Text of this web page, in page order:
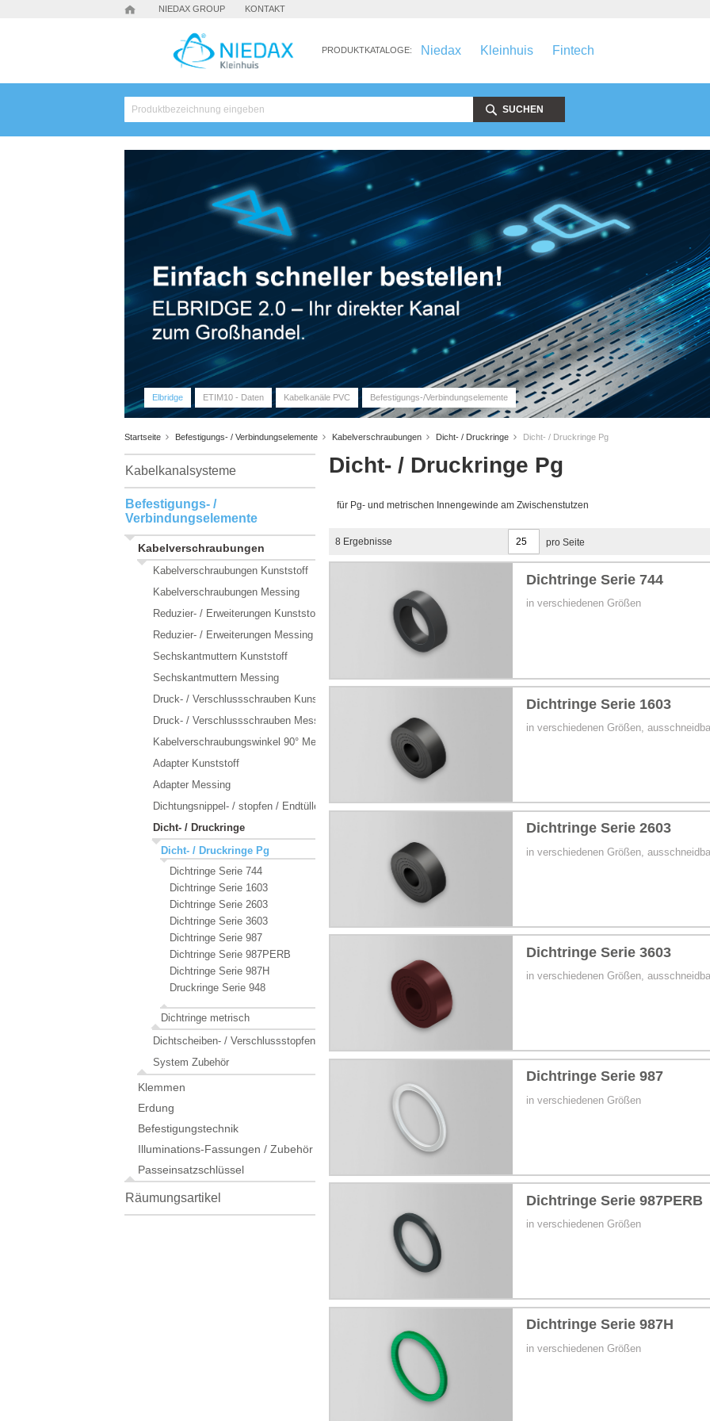
NIEDAX GROUP KONTAKT
PRODUKTKATALOGE: Niedax Kleinhuis Fintech
SUCHEN
Elbridge ETIM10 - Daten Kabelkanäle PVC Befestigungs-/Verbindungselemente
Startseite Befestigungs- / Verbindungselemente Kabelverschraubungen Dicht- / Druckringe Dicht- / Druckringe Pg
Dicht- / Druckringe Pg
für Pg- und metrischen Innengewinde am Zwischenstutzen
8 Ergebnisse pro Seite
Dichtringe Serie 744
in verschiedenen Größen
Dichtringe Serie 1603
in verschiedenen Größen,
Dichtringe Serie 2603
in verschiedenen Größen,
Dichtringe Serie 3603
in verschiedenen Größen,
Dichtringe Serie 987
in verschiedenen Größen
Dichtringe Serie 987PERB
in verschiedenen Größen
Dichtringe Serie 987H
in verschiedenen Größen
Kabelkanalsysteme
Befestigungs- /
Verbindungselemente
Kabelverschraubungen
Kabelverschraubungen Kunststoff
Kabelverschraubungen Messing
Reduzier- / Erweiterungen Kunststoff
Reduzier- / Erweiterungen Messing
Sechskantmuttern Kunststoff
Sechskantmuttern Messing
Druck- / Verschlussschrauben Kunststoff
Druck- / Verschlussschrauben Messing
Kabelverschraubungswinkel 90° Messing / Zinkdruckguss
Adapter Kunststoff
Adapter Messing
Dichtungsnippel- / stopfen / Endtüllen
Dicht- / Druckringe
Dicht- / Druckringe Pg
Dichtringe Serie 744
Dichtringe Serie 1603
Dichtringe Serie 2603
Dichtringe Serie 3603
Dichtringe Serie 987
Dichtringe Serie 987PERB
Dichtringe Serie 987H
Druckringe Serie 948
Dichtringe metrisch
Dichtscheiben- / Verschlussstopfen
System Zubehör
Klemmen
Erdung
Befestigungstechnik
Illuminations-Fassungen / Zubehör
Passeinsatzschlüssel
Räumungsartikel